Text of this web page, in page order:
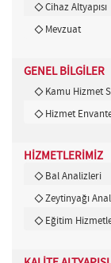
Cihaz Altyapısı
Mevzuat
GENEL BİLGİLER
Kamu Hizmet
Hizmet
HİZMETLERİMİZ
Bal Analizleri
Zeytinyağı
Eğitim